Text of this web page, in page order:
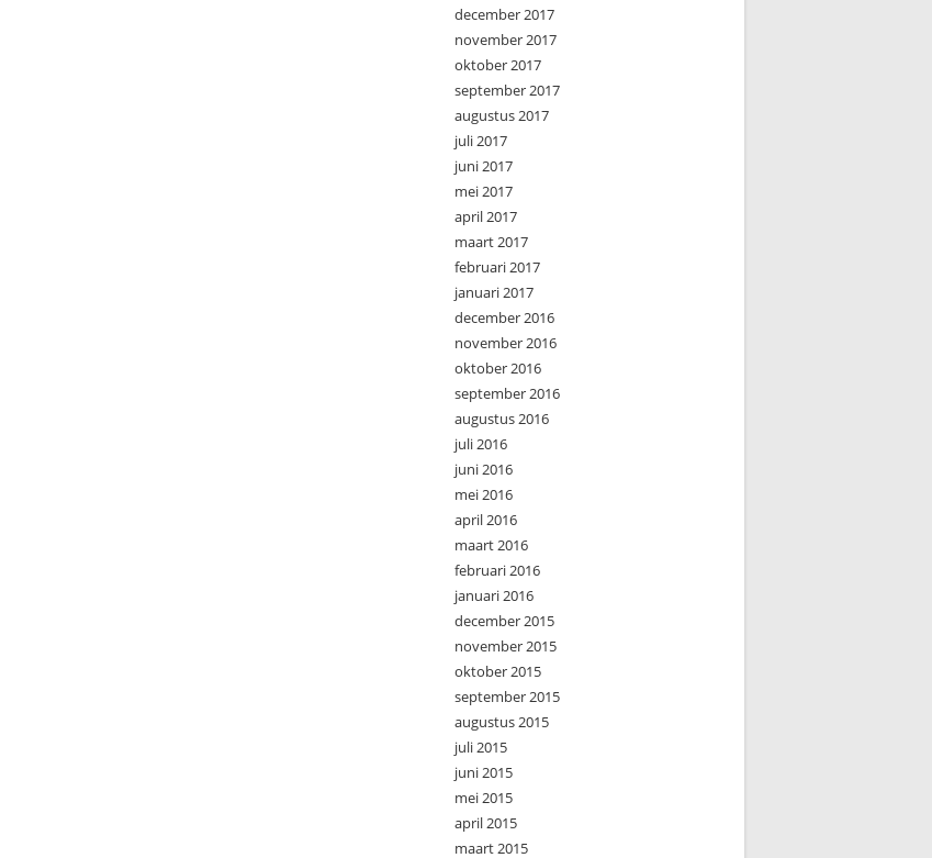
december 2017
november 2017
oktober 2017
september 2017
augustus 2017
juli 2017
juni 2017
mei 2017
april 2017
maart 2017
februari 2017
januari 2017
december 2016
november 2016
oktober 2016
september 2016
augustus 2016
juli 2016
juni 2016
mei 2016
april 2016
maart 2016
februari 2016
januari 2016
december 2015
november 2015
oktober 2015
september 2015
augustus 2015
juli 2015
juni 2015
mei 2015
april 2015
maart 2015